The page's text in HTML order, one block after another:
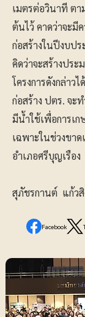
เมตรต่อวินาที ตา
ต้นไว้ คาดว่าจะมี
ก่อสร้างในปีงบป
คิดว่าจะสร้างปร
โครงการดังกล่าว
ก่อสร้าง ปตร. จะ
มีน้ำใช้เพื่อการเ
เฉพาะในช่วงขา
อำเภอศรีบุญเรือง
สุภัชรกานต์ แก้ว
Facebook